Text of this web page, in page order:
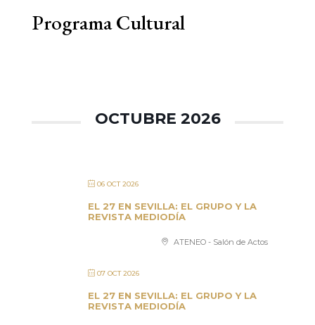
Programa Cultural
OCTUBRE 2026
06 OCT 2026
EL 27 EN SEVILLA: EL GRUPO Y LA
REVISTA MEDIODÍA
ATENEO - Salón de Actos
07 OCT 2026
EL 27 EN SEVILLA: EL GRUPO Y LA
REVISTA MEDIODÍA